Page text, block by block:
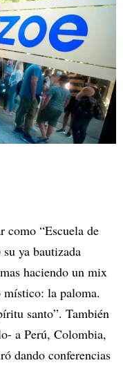
como “Escuela de
ya bautizada
haciendo un mix
místico: la paloma.
santo”. También
a Perú, Colombia,
dando conferencias